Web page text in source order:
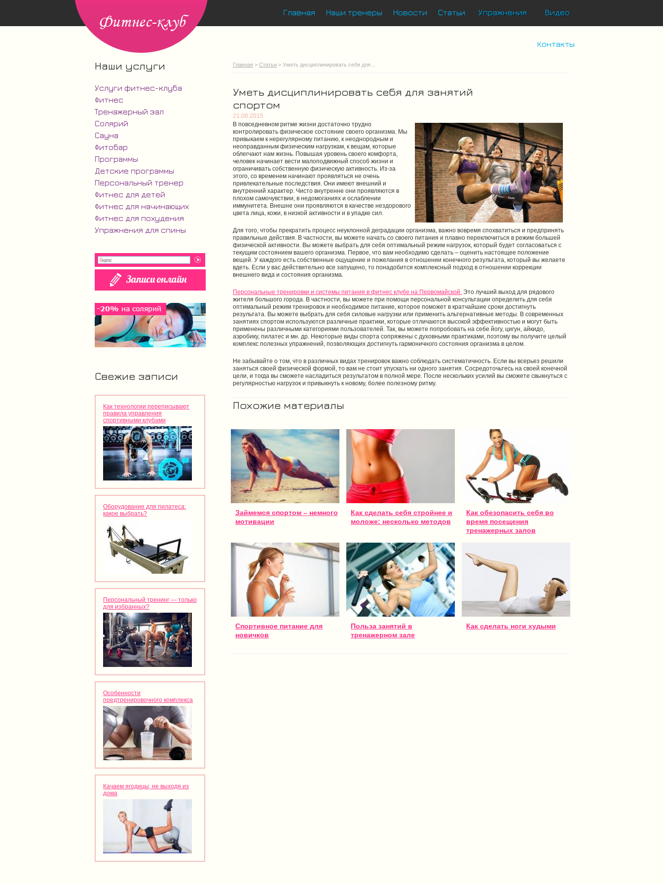
Главная Наши тренеры Новости Статьи Упражнения Видео
Контакты
Наши услуги
Услуги фитнес-клуба
Фитнес
Тренажерный зал
Солярий
Сауна
Фитобар
Программы
Детские программы
Персональный тренер
Фитнес для детей
Фитнес для начинающих
Фитнес для похудения
Упражнения для спины
Свежие записи
Как технологии переписывают
правила управления
спортивными клубами
Оборудование для пилатеса:
какое выбрать?
Персональный тренинг — только
для избранных?
Особенности
предтренировочного комплекса
Качаем ягодицы, не выходя из
дома
Главная > Статьи > Уметь дисциплинировать себя для…
Уметь дисциплинировать себя для занятий
спортом
21.08.2015
В повседневном ритме жизни достаточно трудно
контролировать физическое состояние своего организма. Мы
привыкаем к нерегулярному питанию, к неоднородным и
неоправданным физическим нагрузкам, к вещам, которые
облегчают нам жизнь. Повышая уровень своего комфорта,
человек начинает вести малоподвижный способ жизни и
ограничивать собственную физическую активность. Из-за
этого, со временем начинают проявляться не очень
привлекательные последствия. Они имеют внешний и
внутренний характер. Чисто внутренне они проявляются в
плохом самочувствии, в недомоганиях и ослаблении
иммунитета. Внешне они проявляются в качестве нездорового
цвета лица, кожи, в низкой активности и в упадке сил.
Для того, чтобы прекратить процесс неуклонной деградации организма, важно вовремя спохватиться и предпринять
правильные действия. В частности, вы можете начать со своего питания и плавно переключиться в режим большей
физической активности. Вы можете выбрать для себя оптимальный режим нагрузок, который будет согласоваться с
текущим состоянием вашего организма. Первое, что вам необходимо сделать – оценить настоящее положение
вещей. У каждого есть собственные ощущение и пожелания в отношении конечного результата, который вы желаете
вдеть. Если у вас действительно все запущено, то понадобится комплексный подход в отношении коррекции
внешнего вида и состояния организма.
Персональные тренировки и системы питания в фитнес клубе на Первомайской. Это лучший выход для рядового
жителя большого города. В частности, вы можете при помощи персональной консультации определить для себя
оптимальный режим тренировок и необходимое питание, которое поможет в кратчайшие сроки достигнуть
результата. Вы можете выбрать для себя силовые нагрузки или применить альтернативные методы. В современных
занятиях спортом используются различные практики, которые отличаются высокой эффективностью и могут быть
применены различными категориями пользователей. Так, вы можете попробовать на себе йогу, цигун, айкидо,
аэробику, пилатес и мн. др. Некоторые виды спорта сопряжены с духовными практиками, поэтому вы получите целый
комплекс полезных упражнений, позволяющих достигнуть гармоничного состояния организма в целом.
Не забывайте о том, что в различных видах тренировок важно соблюдать систематичность. Если вы всерьез решили
заняться своей физической формой, то вам не стоит упускать ни одного занятия. Сосредоточьтесь на своей конечной
цели, и тогда вы сможете насладиться результатом в полной мере. После нескольких усилий вы сможете свыкнуться с
регулярностью нагрузок и привыкнуть к новому, более полезному ритму.
Похожие материалы
Займемся спортом – немного
мотивации
Как сделать себя стройнее и
моложе: несколько методов
Как обезопасить себя во
время посещения
тренажерных залов
Спортивное питание для
новичков
Польза занятий в
тренажерном зале
Как сделать ноги худыми